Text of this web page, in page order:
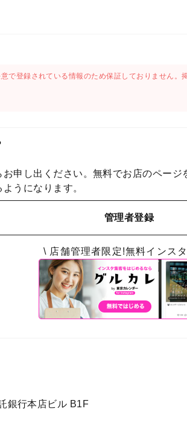
で登録されている情報のため保証しておりません
申し出ください。無料でお店のページ
うになります。
管理者登録
\ 店舗管理者限定!無料インス
銀行本店ビル B1F